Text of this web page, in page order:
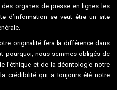
organes de presse en lignes les
d’information se veut être un site
originalité fera la différence dans
pourquoi, nous sommes obligés de
l’éthique et de la déontologie notre
crédibilité qui a toujours été notre